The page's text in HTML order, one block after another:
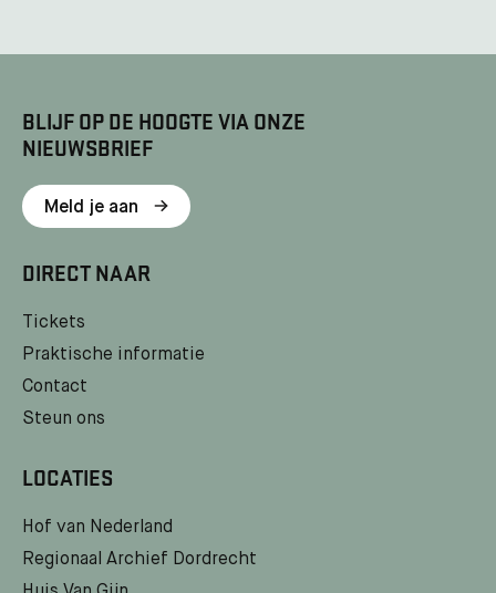
BLIJF OP DE HOOGTE VIA ONZE
NIEUWSBRIEF
Meld je aan
DIRECT NAAR
Tickets
Praktische informatie
Contact
Steun ons
LOCATIES
Hof van Nederland
Regionaal Archief Dordrecht